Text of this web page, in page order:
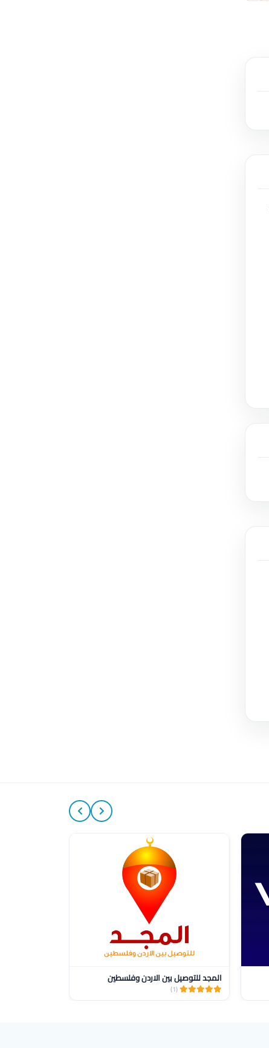
المجد للتوصيل بين الاردن وفلسطين
(1)